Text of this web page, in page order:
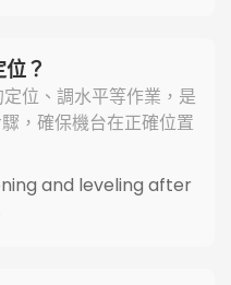
？
位、調水平等作業，是
，確保機台在正確位置
and leveling after